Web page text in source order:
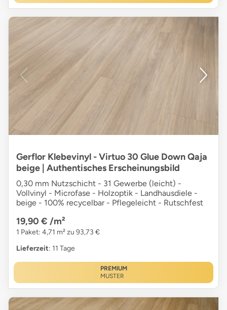
Gerflor Klebevinyl - Virtuo 30 Glue Down Qaja
beige | Authentisches Erscheinungsbild
0,30 mm Nutzschicht - 31 Gewerbe (leicht) -
Vollvinyl - Microfase - Holzoptik - Landhausdiele -
beige - 100% recycelbar - Pflegeleicht - Rutschfest
19,90 € /m²
1 Paket: 4,71 m² zu 93,73 €
Lieferzeit: 11 Tage
PREMIUM
MUSTER